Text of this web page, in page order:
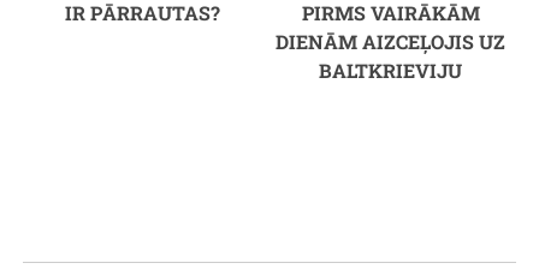
IR PĀRRAUTAS?
PIRMS VAIRĀKĀM
DIENĀM AIZCEĻOJIS UZ
BALTKRIEVIJU